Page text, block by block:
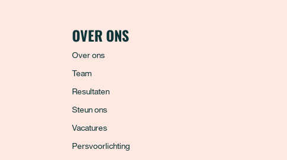
OVER ONS
Over ons
Team
Resultaten
Steun ons
Vacatures
Persvoorlichting